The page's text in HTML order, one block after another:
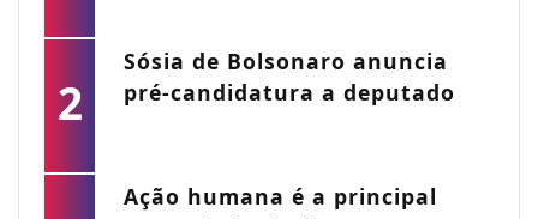
2
Sósia de Bolsonaro anuncia
pré-candidatura a deputado
Ação humana é a principal